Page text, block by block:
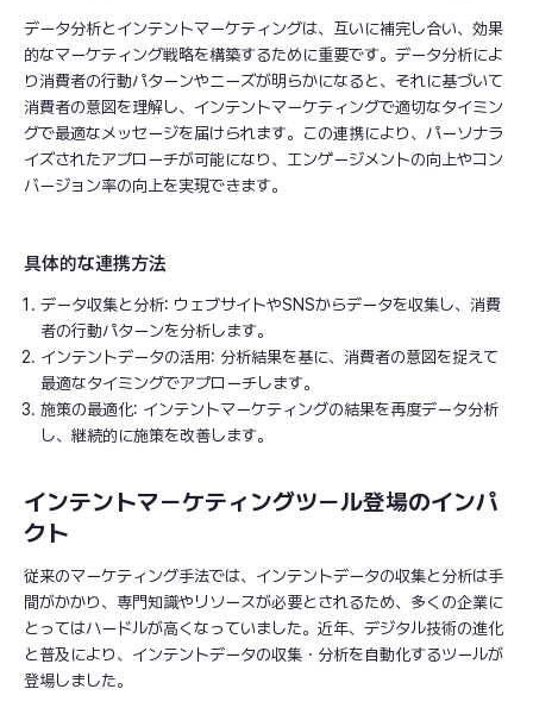
データ分析とインテントマーケティングは、互いに補完し合い、効果
的なマーケティング戦略を構築するために重要です。データ分析によ
り消費者の行動パターンやニーズが明らかになると、それに基づいて
消費者の意図を理解し、インテントマーケティングで適切なタイミン
グで最適なメッセージを届けられます。この連携により、パーソナラ
イズされたアプローチが可能になり、エンゲージメントの向上やコン
バージョン率の向上を実現できます。
具体的な連携方法
データ収集と分析: ウェブサイトやSNSからデータを収集し、消費
者の行動パターンを分析します。
インテントデータの活用: 分析結果を基に、消費者の意図を捉えて
最適なタイミングでアプローチします。
施策の最適化: インテントマーケティングの結果を再度データ分析
し、継続的に施策を改善します。
インテントマーケティングツール登場のインパ
クト
従来のマーケティング手法では、インテントデータの収集と分析は手
間がかかり、専門知識やリソースが必要とされるため、多くの企業に
とってはハードルが高くなっていました。近年、デジタル技術の進化
と普及により、インテントデータの収集・分析を自動化するツールが
登場しました。